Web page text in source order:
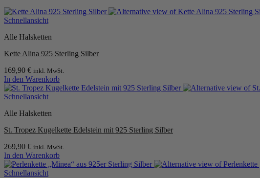
Schnellansicht
Alle Halsketten
Kette Alina 925 Sterling Silber
169,90 € inkl. MwSt.
In den Warenkorb
Schnellansicht
Alle Halsketten
St. Tropez Kugelkette Edelstein mit 925 Sterling Silber
269,90 € inkl. MwSt.
In den Warenkorb
Schnellansicht